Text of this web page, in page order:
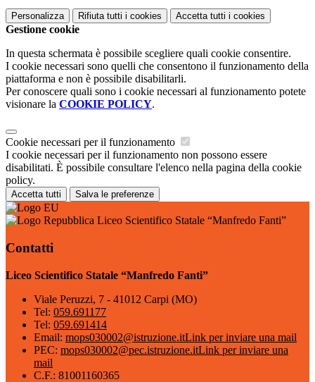
Personalizza Rifiuta tutti i cookies Accetta tutti i cookies
Gestione cookie
In questa schermata è possibile scegliere quali cookie consentire.
I cookie necessari sono quelli che consentono il funzionamento della
piattaforma e non è possibile disabilitarli.
Per conoscere quali sono i cookie necessari al funzionamento potete
visionare la COOKIE POLICY.
Cookie necessari per il funzionamento
I cookie necessari per il funzionamento non possono essere
disabilitati. È possibile consultare l'elenco nella pagina della cookie
policy.
Accetta tutti Salva le preferenze
Liceo Scientifico Statale “Manfredo Fanti”
Contatti
Liceo Scientifico Statale “Manfredo Fanti”
Viale Peruzzi, 7 - 41012 Carpi (MO)
Tel: 059.691177
Tel: 059.691414
Email: mops030002@istruzione.itLink per inviare una mail
PEC: mops030002@pec.istruzione.itLink per inviare una
mail
C.F.: 81001160365